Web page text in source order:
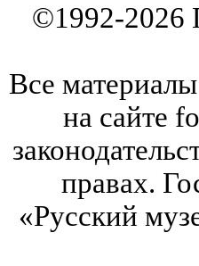
©1992-2026
Все
на сайте
правах.
«Русский